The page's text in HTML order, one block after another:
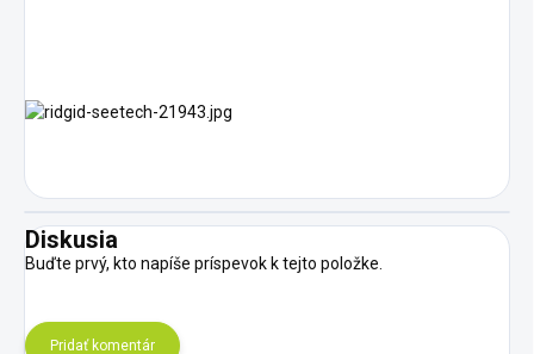
Diskusia
Buďte prvý, kto napíše príspevok k tejto položke.
Pridať komentár